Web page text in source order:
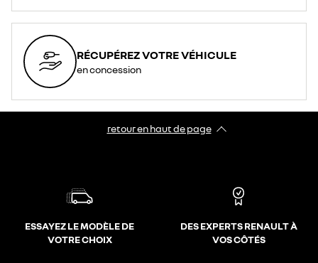
RÉCUPÉREZ VOTRE VÉHICULE
en concession
retour en haut de page​
ESSAYEZ LE MODÈLE DE
VOTRE CHOIX
DES EXPERTS RENAULT À
VOS CÔTÉS